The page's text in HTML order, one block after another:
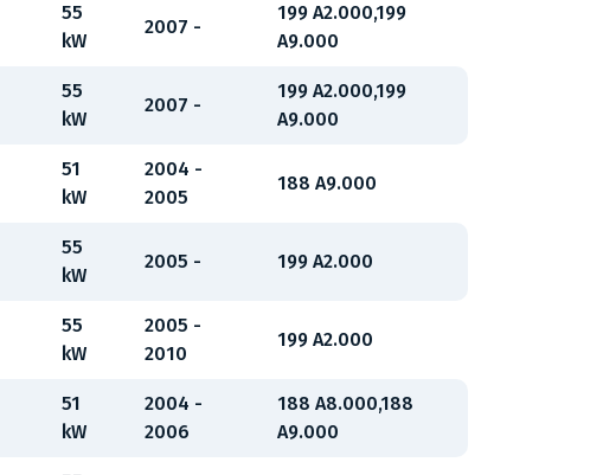
55
kW
2007 -
199 A2.000,199
A9.000
55
kW
2007 -
199 A2.000,199
A9.000
51
kW
2004 -
2005
188 A9.000
55
kW
2005 - 199 A2.000
55
kW
2005 -
2010
199 A2.000
51
kW
2004 -
2006
188 A8.000,188
A9.000